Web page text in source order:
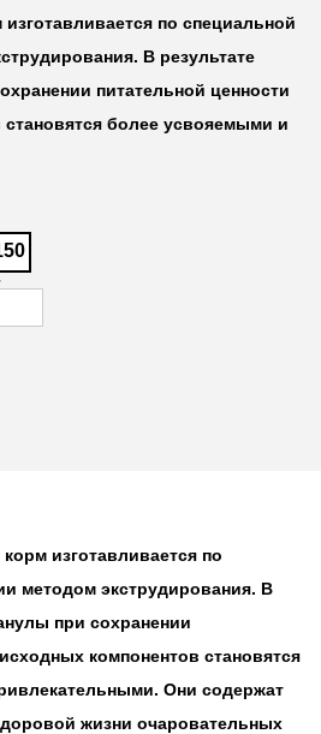
по специальной
В результате
питательной ценности
более усвояемыми и
изготавливается по
методом экструдирования. В
при сохранении
компонентов становятся
Они содержат
жизни очаровательных